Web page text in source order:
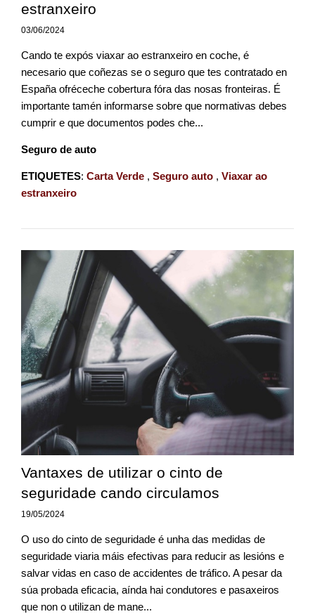
estranxeiro
03/06/2024
Cando te expós viaxar ao estranxeiro en coche, é
necesario que coñezas se o seguro que tes contratado en
España ofréceche cobertura fóra das nosas fronteiras. É
importante tamén informarse sobre que normativas debes
cumprir e que documentos podes che...
Seguro de auto
ETIQUETES: Carta Verde , Seguro auto , Viaxar ao
estranxeiro
Vantaxes de utilizar o cinto de
seguridade cando circulamos
19/05/2024
O uso do cinto de seguridade é unha das medidas de
seguridade viaria máis efectivas para reducir as lesións e
salvar vidas en caso de accidentes de tráfico. A pesar da
súa probada eficacia, aínda hai condutores e pasaxeiros
que non o utilizan de mane...